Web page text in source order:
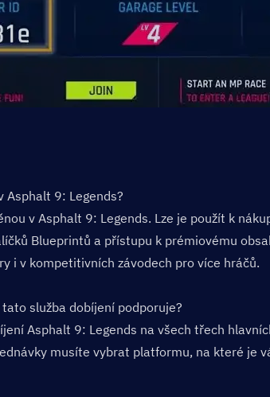
Asphalt 9: Legends?
v Asphalt 9: Legends. Lze je použít k
Blueprintů a přístupu k prémiovému
i v kompetitivních závodech pro více hráčů.
služba dobíjení podporuje?
Asphalt 9: Legends na všech třech
musíte vybrat platformu, na které je